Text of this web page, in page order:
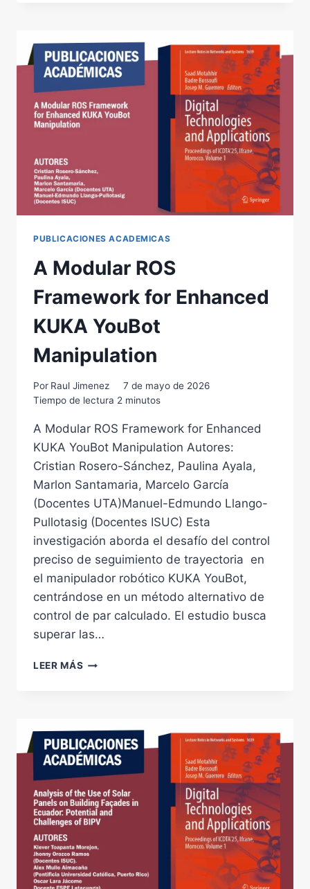
Y
CUANTIFICACIÓN
DE
COMPUESTOS
FENÓLICOS
Y
LA
SALUD
PUBLICACIONES ACADEMICAS
A Modular ROS
Framework for Enhanced
KUKA YouBot
Manipulation
Por Raul Jimenez
7 de mayo de 2026
Tiempo de lectura 2 minutos
A Modular ROS Framework for Enhanced
KUKA YouBot Manipulation Autores:
Cristian Rosero-Sánchez, Paulina Ayala,
Marlon Santamaria, Marcelo García
(Docentes UTA)Manuel-Edmundo Llango-
Pullotasig (Docentes ISUC) Esta
investigación aborda el desafío del control
preciso de seguimiento de trayectoria en
el manipulador robótico KUKA YouBot,
centrándose en un método alternativo de
control de par calculado. El estudio busca
superar las…
LEER MÁS A
KUKA
YOUBOT
MANIPULATION